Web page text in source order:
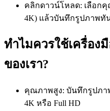
คลิกดาวน์โหลด: เลือก
4K) แล้วบันทึกรูปภาพทั
ทำไมควรใช้เครื่อง
ของเรา?
คุณภาพสูง: บันทึกรูปภา
4K หรือ Full HD